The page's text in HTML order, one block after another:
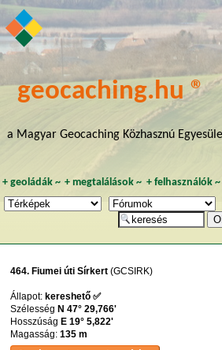
geocaching.hu ®
a Magyar Geocaching Közhasznú
+ geoládák~ +megtalálások ~ + felhasználók~
464. Fiumei úti Sírkert (GCSIRK)
Állapot:kereshető ✅
SzélességN 47° 29,766'
HosszúságE 19° 5,822'
Magasság:135 m